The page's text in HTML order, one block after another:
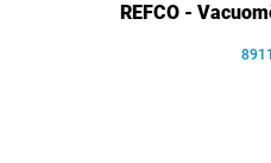
REFCO -